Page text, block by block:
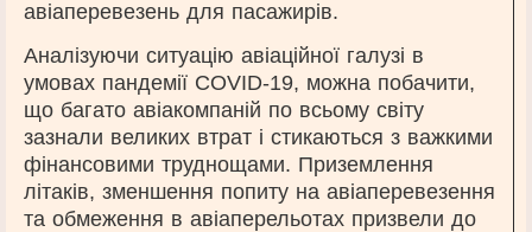
авіаперевезень для пасажирів.
Аналізуючи ситуацію авіаційної галузі в
умовах пандемії COVID-19, можна побачити,
що багато авіакомпаній по всьому світу
зазнали великих втрат і стикаються з важкими
фінансовими труднощами. Приземлення
літаків, зменшення попиту на авіаперевезення
та обмеження в авіаперельотах призвели до